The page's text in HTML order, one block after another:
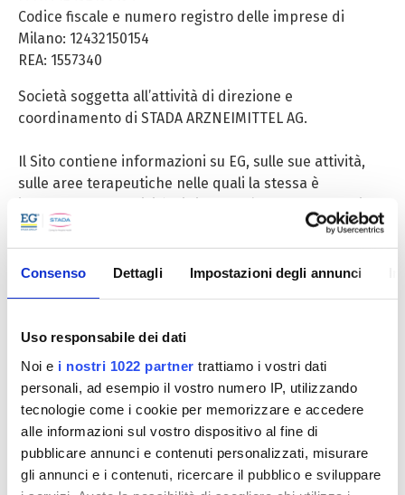
Consenso Dettagli Impostazioni degli annunci
Uso responsabile dei dati
Noi e i nostri 1022 partner trattiamo i vostri dati
personali, ad esempio il vostro numero IP, utilizzando
tecnologie come i cookie per memorizzare e accedere
alle informazioni sul vostro dispositivo al fine di
pubblicare annunci e contenuti personalizzati, misurare
gli annunci e i contenuti, ricercare il pubblico e sviluppare
Codice fiscale e numero registro delle imprese di
Milano: 12432150154
REA: 1557340
Società soggetta all’attività di direzione e
coordinamento di STADA ARZNEIMITTEL AG.
Il Sito contiene informazioni su EG, sulle sue attività,
sulle aree terapeutiche nelle quali la stessa è
suoi prodotti, nonché ulteriori informazioni inerenti,
tra l’altro, ai farmaci generici e alla farmacovigilanza.
indirizzi e-mail:
MOTIVAZIONE DEL
CONTATTO
Indirizzo e-mail
Dove trovare un
prodotto
customerservice@eglab.it
Collaborazioni